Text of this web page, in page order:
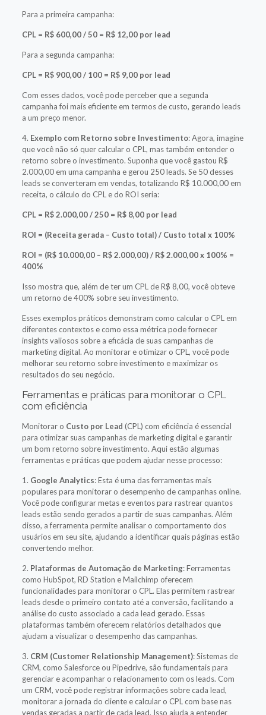
Para a primeira campanha:
CPL = R$ 600,00 / 50 = R$ 12,00 por lead
Para a segunda campanha:
CPL = R$ 900,00 / 100 = R$ 9,00 por lead
Com esses dados, você pode perceber que a segunda
campanha foi mais eficiente em termos de custo, gerando leads
a um preço menor.
4. Exemplo com Retorno sobre Investimento: Agora, imagine
que você não só quer calcular o CPL, mas também entender o
retorno sobre o investimento. Suponha que você gastou R$
2.000,00 em uma campanha e gerou 250 leads. Se 50 desses
leads se converteram em vendas, totalizando R$ 10.000,00 em
receita, o cálculo do CPL e do ROI seria:
CPL = R$ 2.000,00 / 250 = R$ 8,00 por lead
ROI = (Receita gerada – Custo total) / Custo total x 100%
ROI = (R$ 10.000,00 – R$ 2.000,00) / R$ 2.000,00 x 100% =
400%
Isso mostra que, além de ter um CPL de R$ 8,00, você obteve
um retorno de 400% sobre seu investimento.
Esses exemplos práticos demonstram como calcular o CPL em
diferentes contextos e como essa métrica pode fornecer
insights valiosos sobre a eficácia de suas campanhas de
marketing digital. Ao monitorar e otimizar o CPL, você pode
melhorar seu retorno sobre investimento e maximizar os
resultados do seu negócio.
Ferramentas e práticas para monitorar o CPL
com eficiência
Monitorar o Custo por Lead (CPL) com eficiência é essencial
para otimizar suas campanhas de marketing digital e garantir
um bom retorno sobre investimento. Aqui estão algumas
ferramentas e práticas que podem ajudar nesse processo:
1. Google Analytics: Esta é uma das ferramentas mais
populares para monitorar o desempenho de campanhas online.
Você pode configurar metas e eventos para rastrear quantos
leads estão sendo gerados a partir de suas campanhas. Além
disso, a ferramenta permite analisar o comportamento dos
usuários em seu site, ajudando a identificar quais páginas estão
convertendo melhor.
2. Plataformas de Automação de Marketing: Ferramentas
como HubSpot, RD Station e Mailchimp oferecem
funcionalidades para monitorar o CPL. Elas permitem rastrear
leads desde o primeiro contato até a conversão, facilitando a
análise do custo associado a cada lead gerado. Essas
plataformas também oferecem relatórios detalhados que
ajudam a visualizar o desempenho das campanhas.
3. CRM (Customer Relationship Management): Sistemas de
CRM, como Salesforce ou Pipedrive, são fundamentais para
gerenciar e acompanhar o relacionamento com os leads. Com
um CRM, você pode registrar informações sobre cada lead,
monitorar a jornada do cliente e calcular o CPL com base nas
vendas geradas a partir de cada lead. Isso ajuda a entender